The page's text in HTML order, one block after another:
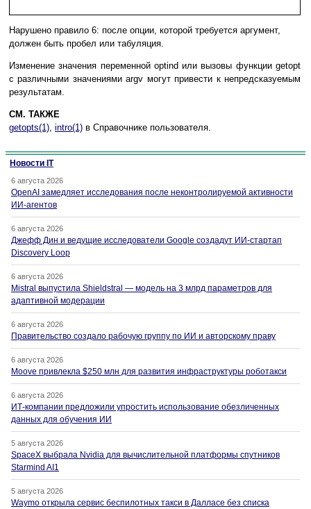
Нарушено правило 6: после опции, которой требуется аргумент,
должен быть пробел или табуляция.
Изменение значения переменной optind или вызовы функции getopt
с различными значениями argv могут привести к непредсказуемым
результатам.
СМ. ТАКЖЕ
getopts(1), intro(1) в Справочнике пользователя.
Новости IT
6 августа 2026
OpenAI замедляет исследования после неконтролируемой активности
ИИ-агентов
6 августа 2026
Джефф Дин и ведущие исследователи Google создадут ИИ-стартап
Discovery Loop
6 августа 2026
Mistral выпустила Shieldstral — модель на 3 млрд параметров для
адаптивной модерации
6 августа 2026
Правительство создало рабочую группу по ИИ и авторскому праву
6 августа 2026
Moove привлекла $250 млн для развития инфраструктуры роботакси
6 августа 2026
ИТ-компании предложили упростить использование обезличенных
данных для обучения ИИ
5 августа 2026
SpaceX выбрала Nvidia для вычислительной платформы спутников
Starmind AI1
5 августа 2026
Waymo открыла сервис беспилотных такси в Далласе без списка